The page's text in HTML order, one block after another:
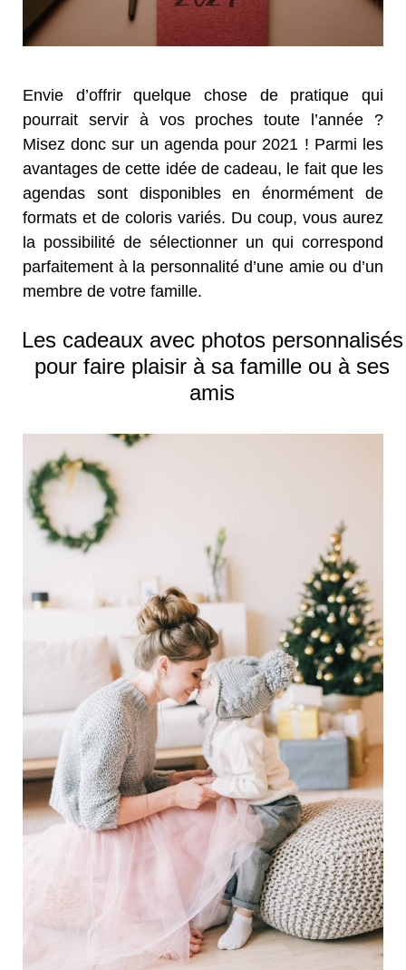
Envie d’offrir quelque chose de pratique qui
pourrait servir à vos proches toute l’année ?
Misez donc sur un agenda pour 2021 ! Parmi les
avantages de cette idée de cadeau, le fait que les
agendas sont disponibles en énormément de
formats et de coloris variés. Du coup, vous aurez
la possibilité de sélectionner un qui correspond
parfaitement à la personnalité d’une amie ou d’un
membre de votre famille.
Les cadeaux avec photos personnalisés
pour faire plaisir à sa famille ou à ses
amis